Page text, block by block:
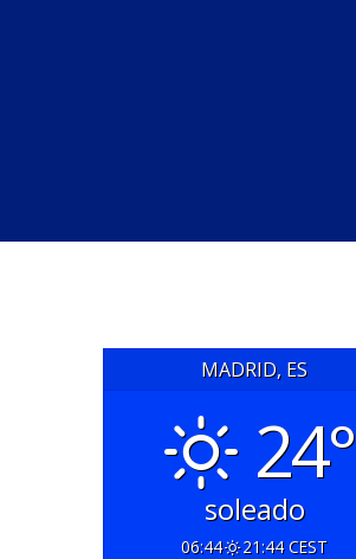
MADRID, ES
24°
soleado
06:44
21:44 CEST